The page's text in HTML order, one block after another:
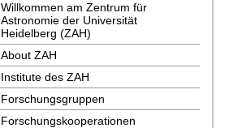
Willkommen am Zentrum für
Astronomie der Universität
Heidelberg (ZAH)
About ZAH
Institute des ZAH
Forschungsgruppen
Forschungskooperationen